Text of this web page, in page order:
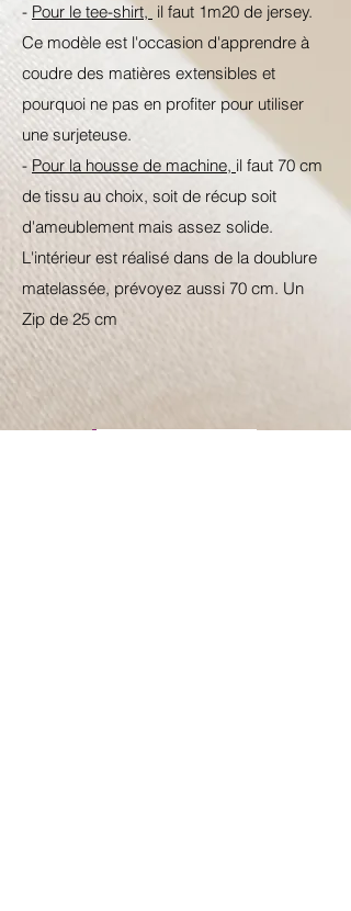
- Pour le tee-shirt, il faut 1m20 de jersey.
Ce modèle est l'occasion d'apprendre à
coudre des matières extensibles et
pourquoi ne pas en profiter pour utiliser
une surjeteuse.
-Pour la housse de machine, il faut 70 cm
de tissu au choix, soit de récup soit
d'ameublement mais assez solide.
L'intérieur est réalisé dans de la doublure
matelassée, prévoyez aussi 70 cm. Un
Zip de 25 cm